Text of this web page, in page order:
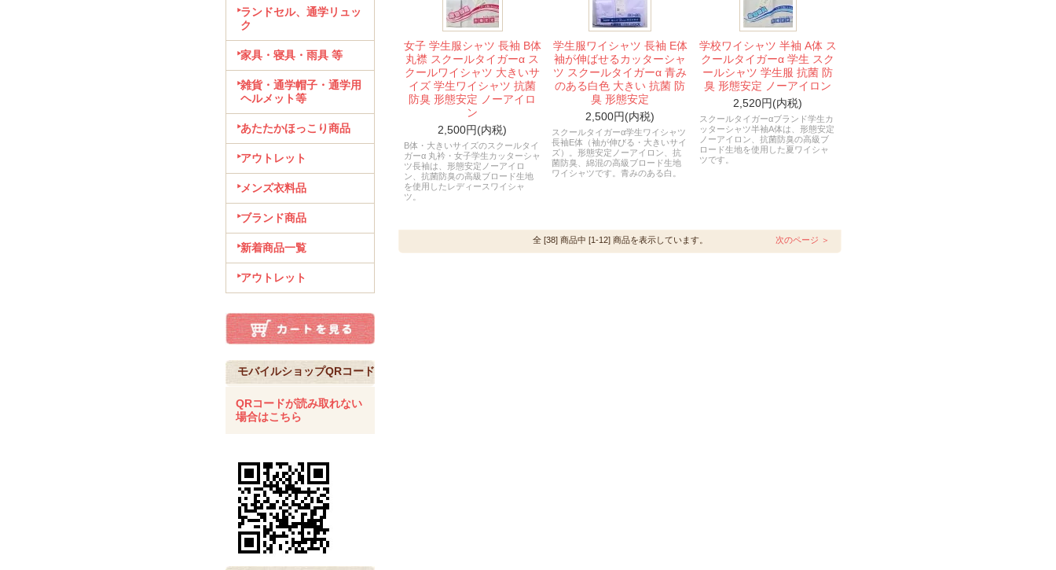
ランドセル、通学リュッ
ク
家具・寝具・雨具 等
雑貨・通学帽子・通学用
ヘルメット等
あたたかほっこり商品
アウトレット
メンズ衣料品
ブランド商品
新着商品一覧
アウトレット
モバイルショップQRコード
QRコードが読み取れない
場合はこちら
女子 学生服シャツ 長袖 B体
丸襟 スクールタイガーα ス
クールワイシャツ 大きいサ
イズ 学生ワイシャツ 抗菌
防臭 形態安定 ノーアイロ
ン
2,500円(内税)
B体・大きいサイズのスクールタイ
ガーα 丸衿・女子学生カッターシャ
ツ長袖は、形態安定ノーアイロ
ン、抗菌防臭の高級ブロード生地
を使用したレディースワイシャ
ツ。
学生服ワイシャツ 長袖 E体
袖が伸ばせるカッターシャ
ツ スクールタイガーα 青み
のある白色 大きい 抗菌 防
臭 形態安定
2,500円(内税)
スクールタイガーα学生ワイシャツ
長袖E体（袖が伸びる・大きいサイ
ズ）。形態安定ノーアイロン、抗
菌防臭、綿混の高級ブロード生地
ワイシャツです。青みのある白。
学校ワイシャツ 半袖 A体 ス
クールタイガーα 学生 スク
ールシャツ 学生服 抗菌 防
臭 形態安定 ノーアイロン
2,520円(内税)
スクールタイガーαブランド学生カ
ッターシャツ半袖A体は、形態安定
ノーアイロン、抗菌防臭の高級ブ
ロード生地を使用した夏ワイシャ
ツです。
全 [38] 商品中 [1-12] 商品を表示しています。 次のページ ＞